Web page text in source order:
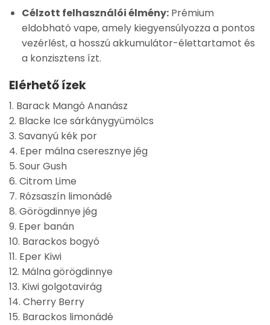
Célzott felhasználói élmény:Prémium
eldobható vape, amely kiegyensúlyozza a pontos
vezérlést, a hosszú akkumulátor-élettartamot és
a konzisztens ízt.
Elérhető ízek
1. Barack Mangó Ananász
2. Blacke Ice sárkánygyümölcs
3. Savanyú kék por
4. Eper málna cseresznye jég
5. Sour Gush
6. Citrom Lime
7. Rózsaszín limonádé
8. Görögdinnye jég
9. Eper banán
10. Barackos bogyó
11. Eper Kiwi
12. Málna görögdinnye
13. Kiwi golgotavirág
14. Cherry Berry
15. Barackos limonádé